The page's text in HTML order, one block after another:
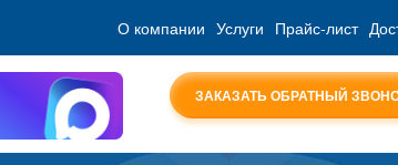
О компании Услуги Прайс-лист
ЗАКАЗАТЬ ОБРАТНЫЙ